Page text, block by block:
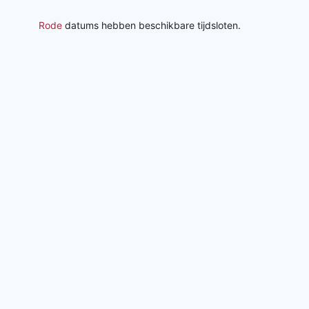
Rode datums hebben beschikbare tijdsloten.